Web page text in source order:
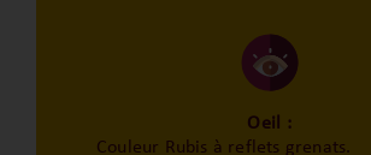
Oeil :
Couleur Rubis à reflets grenats.